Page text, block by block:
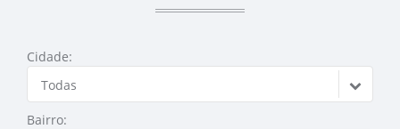
Cidade:
Todas
Bairro: